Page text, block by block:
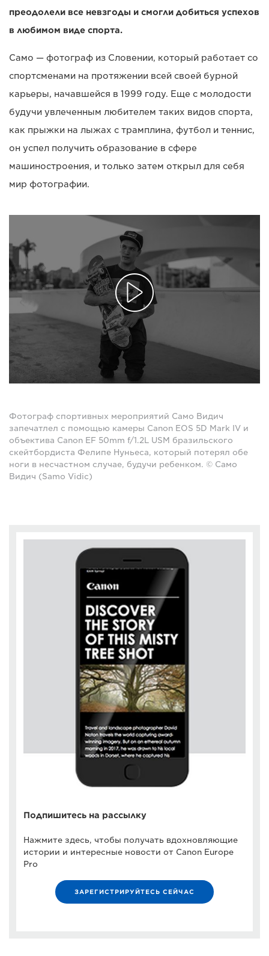
преодолели все невзгоды и смогли добиться успехов
в любимом виде спорта.
Само — фотограф из Словении, который работает со
спортсменами на протяжении всей своей бурной
карьеры, начавшейся в 1999 году. Еще с молодости
будучи увлеченным любителем таких видов спорта,
как прыжки на лыжах с трамплина, футбол и теннис,
он успел получить образование в сфере
машиностроения, и только затем открыл для себя
мир фотографии.
Фотограф спортивных мероприятий Само Видич
запечатлел с помощью камеры Canon EOS 5D Mark IV и
объектива Canon EF 50mm f/1.2L USM бразильского
скейтбордиста Фелипе Нуньеса, который потерял обе
ноги в несчастном случае, будучи ребенком. © Само
Видич (Samo Vidic)
Подпишитесь на рассылку
Нажмите здесь, чтобы получать вдохновляющие
истории и интересные новости от Canon Europe
Pro
ЗАРЕГИСТРИРУЙТЕСЬ СЕЙЧАС